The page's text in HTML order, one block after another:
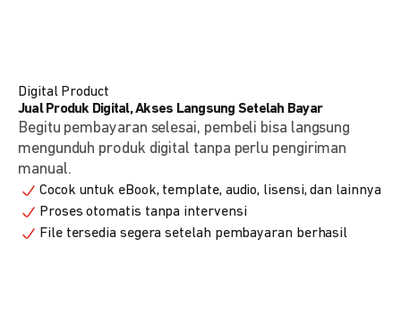
Digital Product
Jual Produk Digital, Akses Langsung Setelah Bayar
Begitu pembayaran selesai, pembeli bisa langsung
mengunduh produk digital tanpa perlu pengiriman
manual.
Cocok untuk eBook, template, audio, lisensi, dan lainnya
Proses otomatis tanpa intervensi
File tersedia segera setelah pembayaran berhasil